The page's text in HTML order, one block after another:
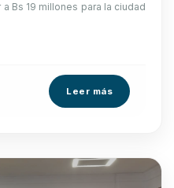
Bs 19 millones para la ciudad
Leer más